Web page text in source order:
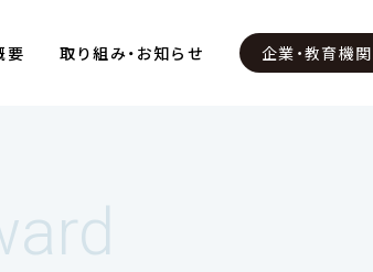
要 取り組み・お知らせ 企業・教育機